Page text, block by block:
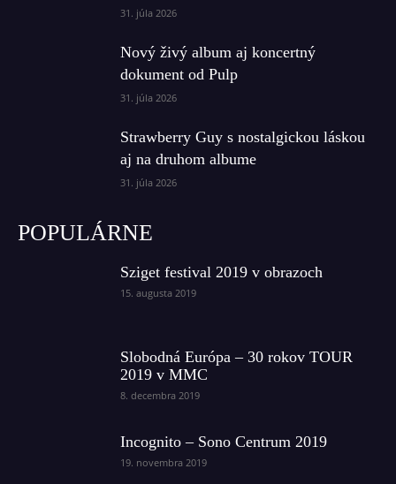
31. júla 2026
Nový živý album aj koncertný
dokument od Pulp
31. júla 2026
Strawberry Guy s nostalgickou láskou
aj na druhom albume
31. júla 2026
POPULÁRNE
Sziget festival 2019 v obrazoch
15. augusta 2019
Slobodná Európa – 30 rokov TOUR
2019 v MMC
8. decembra 2019
Incognito – Sono Centrum 2019
19. novembra 2019